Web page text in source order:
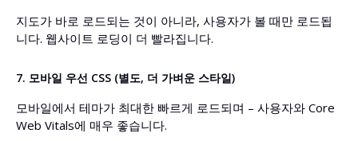
지도가 바로 로드되는 것이 아니라, 사용자가 볼 때만 로드됩
니다. 웹사이트 로딩이 더 빨라집니다.
7. 모바일 우선 CSS (별도, 더 가벼운 스타일)
모바일에서 테마가 최대한 빠르게 로드되며 – 사용자와 Core
Web Vitals에 매우 좋습니다.